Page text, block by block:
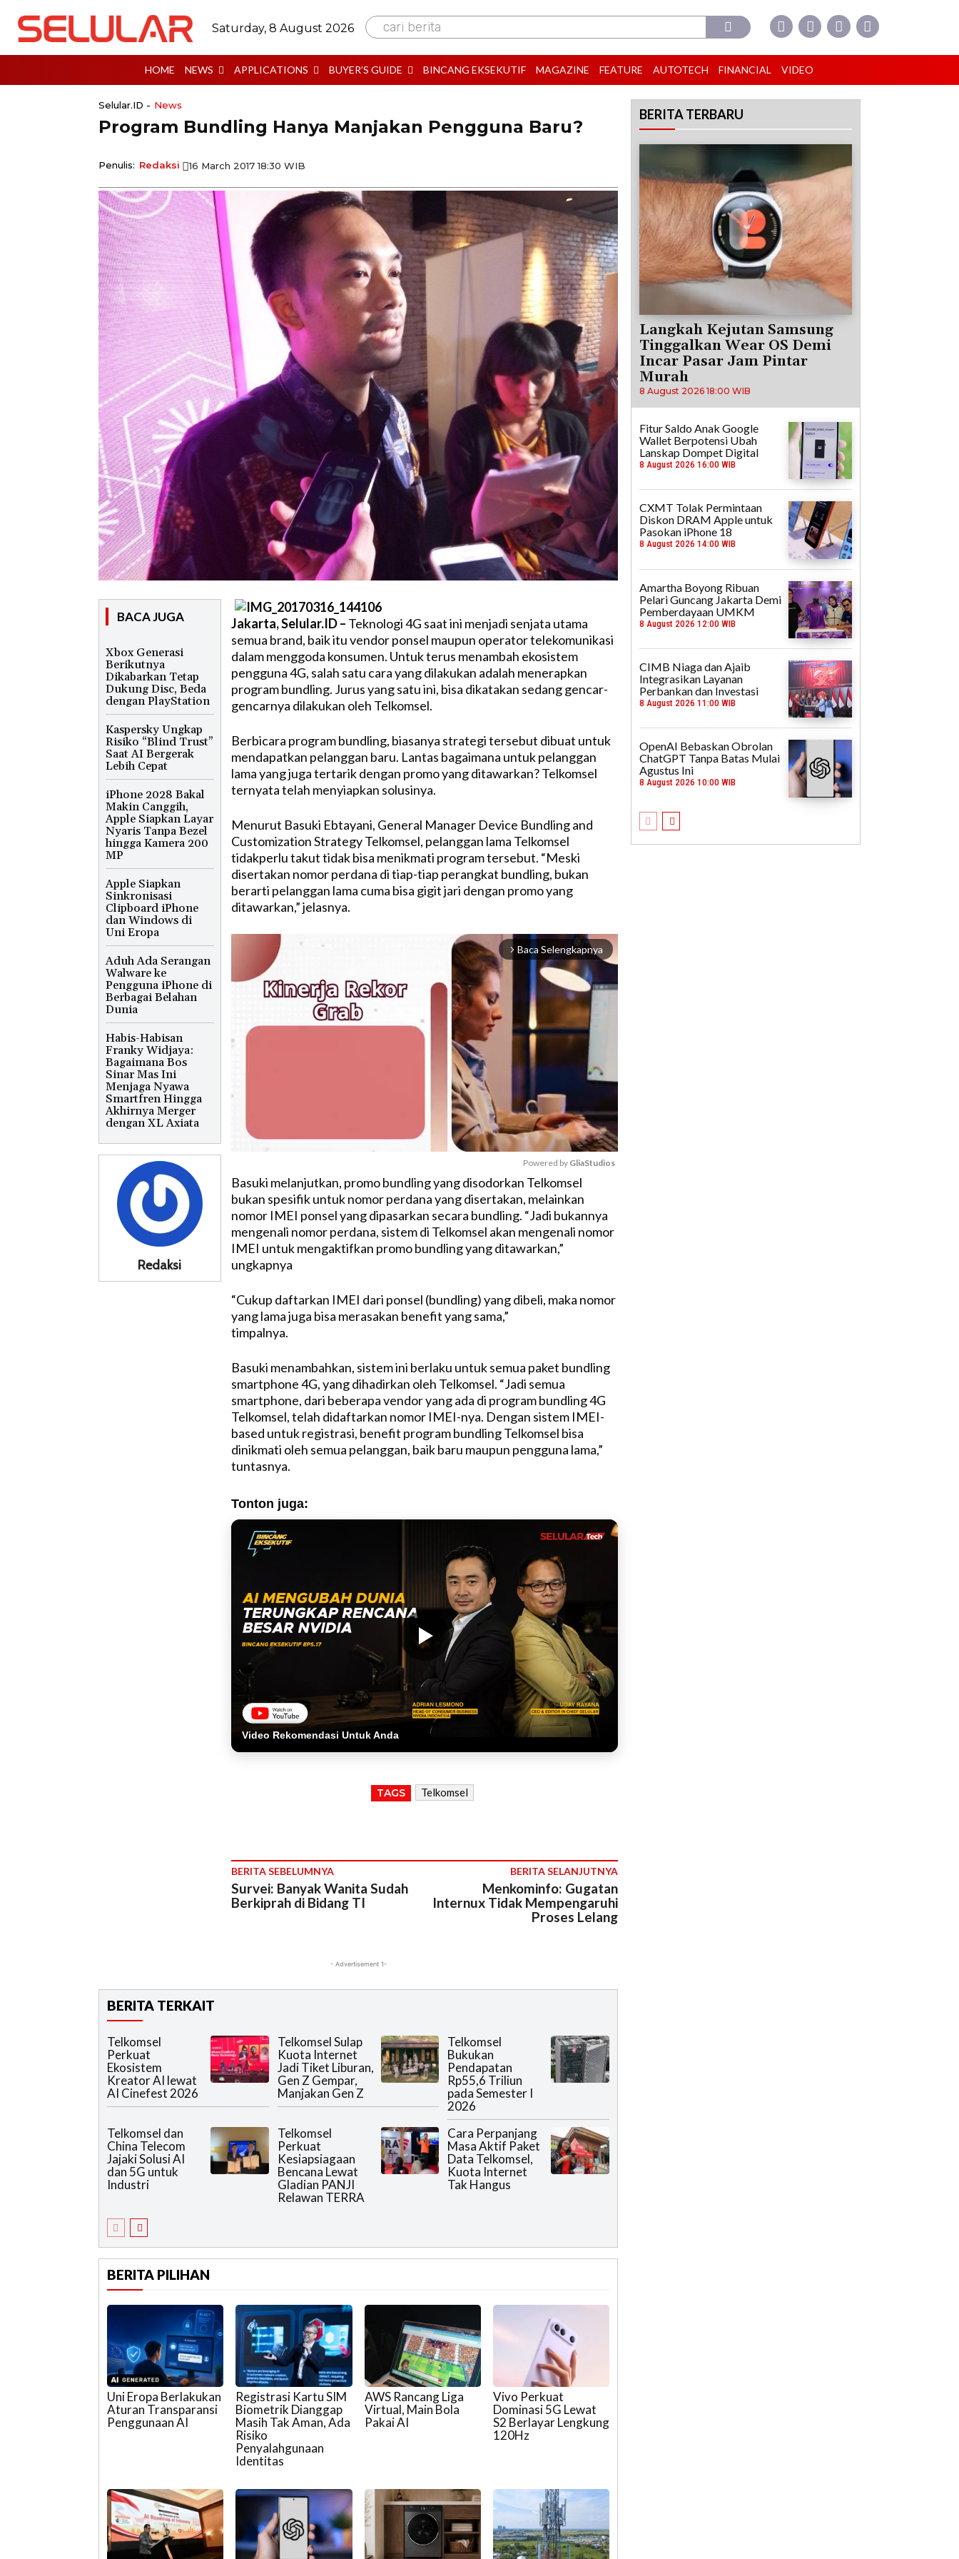
Saturday, 8 August 2026 cari berita
HOME NEWS APPLICATIONS BUYER’S GUIDE BINCANG EKSEKUTIF MAGAZINE FEATURE AUTOTECH FINANCIAL VIDEO
Selular.ID - News
Program Bundling Hanya Manjakan Pengguna Baru?
Penulis: Redaksi 16 March 2017 18:30 WIB
BACA JUGA
Xbox Generasi
Berikutnya
Dikabarkan Tetap
Dukung Disc, Beda
dengan PlayStation
Kaspersky Ungkap
Risiko “Blind Trust”
Saat AI Bergerak
Lebih Cepat
iPhone 2028 Bakal
Makin Canggih,
Apple Siapkan Layar
Nyaris Tanpa Bezel
hingga Kamera 200
MP
Apple Siapkan
Sinkronisasi
Clipboard iPhone
dan Windows di
Uni Eropa
Aduh Ada Serangan
Walware ke
Pengguna iPhone di
Berbagai Belahan
Dunia
Habis-Habisan
Franky Widjaya:
Bagaimana Bos
Sinar Mas Ini
Menjaga Nyawa
Smartfren Hingga
Akhirnya Merger
dengan XL Axiata
Redaksi
Jakarta, Selular.ID – Teknologi 4G saat ini menjadi senjata utama
semua brand, baik itu vendor ponsel maupun operator telekomunikasi
dalam menggoda konsumen. Untuk terus menambah ekosistem
pengguna 4G, salah satu cara yang dilakukan adalah menerapkan
program bundling. Jurus yang satu ini, bisa dikatakan sedang gencar-
gencarnya dilakukan oleh Telkomsel.
Berbicara program bundling, biasanya strategi tersebut dibuat untuk
mendapatkan pelanggan baru. Lantas bagaimana untuk pelanggan
lama yang juga tertarik dengan promo yang ditawarkan? Telkomsel
ternyata telah menyiapkan solusinya.
Menurut Basuki Ebtayani, General Manager Device Bundling and
Customization Strategy Telkomsel, pelanggan lama Telkomsel
tidakperlu takut tidak bisa menikmati program tersebut. “Meski
disertakan nomor perdana di tiap-tiap perangkat bundling, bukan
berarti pelanggan lama cuma bisa gigit jari dengan promo yang
ditawarkan,” jelasnya.
arrow_forward_ios Baca Selengkapnya
M
u
t
Powered by GliaStudios
Basuki melanjutkan, promo bundling yang disodorkan Telkomsel
bukan spesifik untuk nomor perdana yang disertakan, melainkan
nomor IMEI ponsel yang dipasarkan secara bundling. “Jadi bukannya
mengenali nomor perdana, sistem di Telkomsel akan mengenali nomor
IMEI untuk mengaktifkan promo bundling yang ditawarkan,”
ungkapnya
“Cukup daftarkan IMEI dari ponsel (bundling) yang dibeli, maka nomor
yang lama juga bisa merasakan benefit yang sama,”
timpalnya.
Basuki menambahkan, sistem ini berlaku untuk semua paket bundling
smartphone 4G, yang dihadirkan oleh Telkomsel. “Jadi semua
smartphone, dari beberapa vendor yang ada di program bundling 4G
Telkomsel, telah didaftarkan nomor IMEI-nya. Dengan sistem IMEI-
based untuk registrasi, benefit program bundling Telkomsel bisa
dinikmati oleh semua pelanggan, baik baru maupun pengguna lama,”
tuntasnya.
Tonton juga:
Video Rekomendasi Untuk Anda
TAGS Telkomsel
BERITA SEBELUMNYA
Survei: Banyak Wanita Sudah
Berkiprah di Bidang TI
BERITA SELANJUTNYA
Menkominfo: Gugatan
Internux Tidak Mempengaruhi
Proses Lelang
- Advertisement 1-
BERITA TERKAIT
Telkomsel
Perkuat
Ekosistem
Kreator AI lewat
AI Cinefest 2026
Telkomsel Sulap
Kuota Internet
Jadi Tiket Liburan,
Gen Z Gempar,
Manjakan Gen Z
Telkomsel
Bukukan
Pendapatan
Rp55,6 Triliun
pada Semester I
2026
Telkomsel dan
China Telecom
Jajaki Solusi AI
dan 5G untuk
Industri
Telkomsel
Perkuat
Kesiapsiagaan
Bencana Lewat
Gladian PANJI
Relawan TERRA
Cara Perpanjang
Masa Aktif Paket
Data Telkomsel,
Kuota Internet
Tak Hangus
BERITA PILIHAN
Uni Eropa Berlakukan
Aturan Transparansi
Penggunaan AI
Registrasi Kartu SIM
Biometrik Dianggap
Masih Tak Aman, Ada
Risiko
Penyalahgunaan
Identitas
AWS Rancang Liga
Virtual, Main Bola
Pakai AI
Vivo Perkuat
Dominasi 5G Lewat
S2 Berlayar Lengkung
120Hz
BERITA TERBARU
Langkah Kejutan Samsung
Tinggalkan Wear OS Demi
Incar Pasar Jam Pintar
Murah
8 August 2026 18:00 WIB
Fitur Saldo Anak Google
Wallet Berpotensi Ubah
Lanskap Dompet Digital
8 August 2026 16:00 WIB
CXMT Tolak Permintaan
Diskon DRAM Apple untuk
Pasokan iPhone 18
8 August 2026 14:00 WIB
Amartha Boyong Ribuan
Pelari Guncang Jakarta Demi
Pemberdayaan UMKM
8 August 2026 12:00 WIB
CIMB Niaga dan Ajaib
Integrasikan Layanan
Perbankan dan Investasi
8 August 2026 11:00 WIB
OpenAI Bebaskan Obrolan
ChatGPT Tanpa Batas Mulai
Agustus Ini
8 August 2026 10:00 WIB